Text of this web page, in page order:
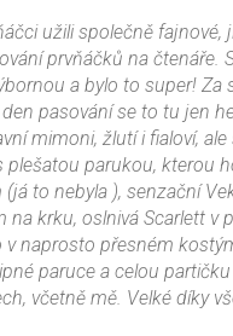
užili společně
prvňáčků na čtenáře.
a bylo to super!
pasování se to tu jen
mimoni, žlutí i fialoví,
parukou, kterou
to nebyla ), senzační
krku, oslnivá Scarlett
naprosto přesném
paruce a celou
včetně mě. Velké díky